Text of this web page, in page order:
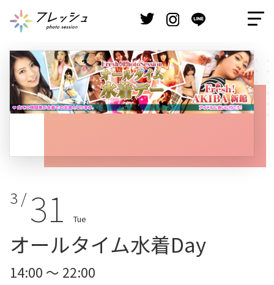
3 / 31 Tue
オールタイム水着Day
14:00 ～ 22:00